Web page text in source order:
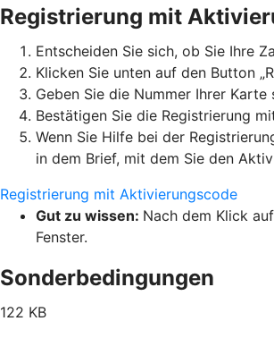
Registrierung mit
Entscheiden Sie sich, ob Sie Ihre
Klicken Sie unten auf den Button
Geben Sie die Nummer Ihrer
Bestätigen Sie die Registrierung
Wenn Sie Hilfe bei der
in dem Brief, mit dem Sie den
Registrierung mit Aktivierungscode
Gut zu wissen: Nach dem Klick
Fenster.
Sonderbedingungen
122 KB